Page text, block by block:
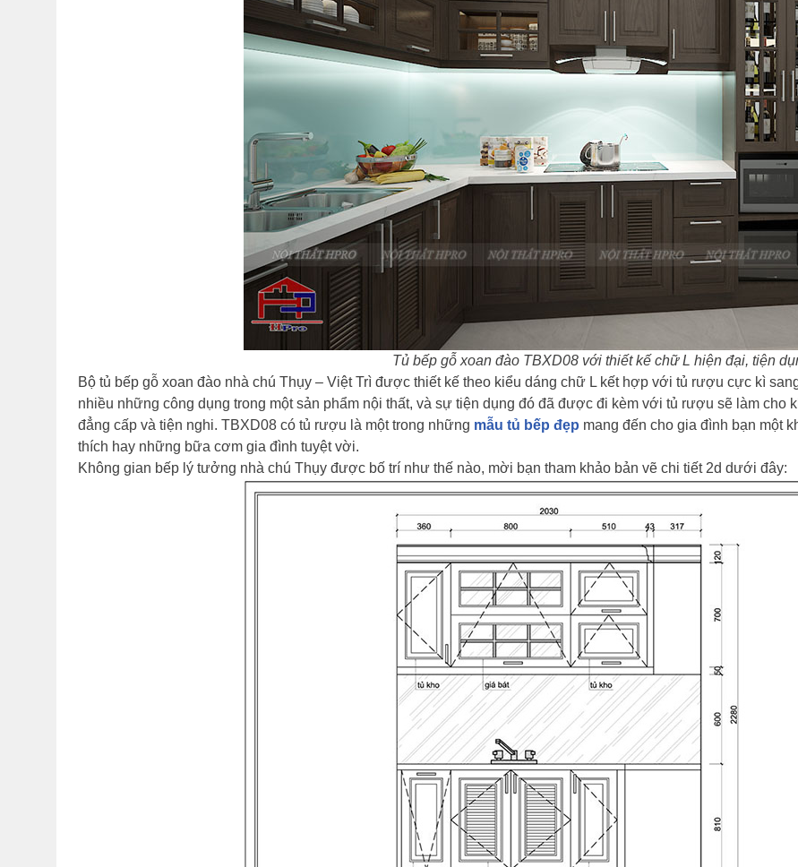
Tủ bếp gỗ xoan đào TBXD08 với thiết kế chữ L hiện đại, tiện
Bộ tủ bếp gỗ xoan đào nhà chú Thụy – Việt Trì được thiết kế theo kiểu dáng chữ L kết hợp với tủ rượu cực kì
nhiều những công dụng trong một sản phẩm nội thất, và sự tiện dụng đó đã được đi kèm với tủ rượu sẽ làm cho
đẳng cấp và tiện nghi. TBXD08 có tủ rượu là một trong những mẫu tủ bếp đẹp mang đến cho gia đình bạn một
thích hay những bữa cơm gia đình tuyệt vời.
Không gian bếp lý tưởng nhà chú Thụy được bố trí như thế nào, mời bạn tham khảo bản vẽ chi tiết 2d dưới đây: